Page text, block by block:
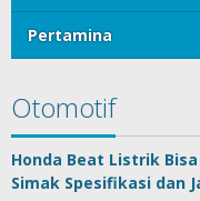
Pertamina
Otomotif
Honda Beat Listrik Bisa
Simak Spesifikasi dan